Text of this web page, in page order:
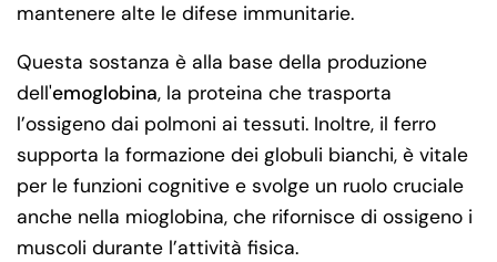
mantenere alte le difese immunitarie.
Questa sostanza è alla base della produzione
dell'emoglobina, la proteina che trasporta
l’ossigeno dai polmoni ai tessuti. Inoltre, il ferro
supporta la formazione dei globuli bianchi, è vitale
per le funzioni cognitive e svolge un ruolo cruciale
anche nella mioglobina, che rifornisce di ossigeno i
muscoli durante l’attività fisica.